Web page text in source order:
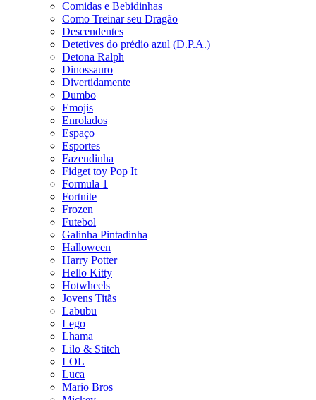
Comidas e Bebidinhas
Como Treinar seu Dragão
Descendentes
Detetives do prédio azul (D.P.A.)
Detona Ralph
Dinossauro
Divertidamente
Dumbo
Emojis
Enrolados
Espaço
Esportes
Fazendinha
Fidget toy Pop It
Formula 1
Fortnite
Frozen
Futebol
Galinha Pintadinha
Halloween
Harry Potter
Hello Kitty
Hotwheels
Jovens Titãs
Labubu
Lego
Lhama
Lilo & Stitch
LOL
Luca
Mario Bros